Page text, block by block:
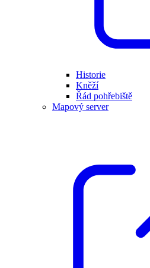
Historie
Kněží
Řád pohřebiště
Mapový server